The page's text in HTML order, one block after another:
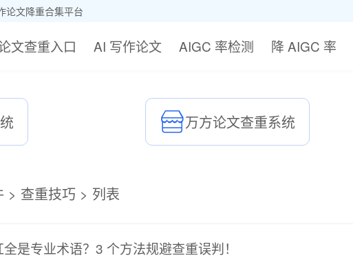
论文降重合集平台
文查重入口 AI 写作论文 AIGC 率检测 降 AIGC 率
万方论文查重系统
> 查重技巧 > 列表
是专业术语？3 个方法规避查重误判！